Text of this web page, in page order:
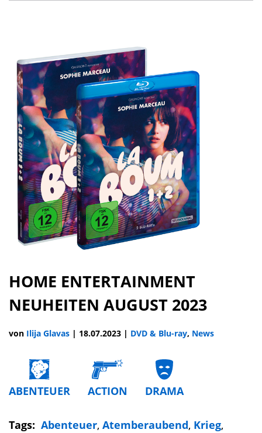
HOME ENTERTAINMENT
NEUHEITEN AUGUST 2023
von Ilija Glavas | 18.07.2023 | DVD & Blu-ray, News
ABENTEUER ACTION DRAMA
Tags: Abenteuer, Atemberaubend, Krieg,